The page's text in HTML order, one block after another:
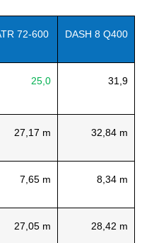
72-600 DASH 8 Q400
25,0 31,9
27,17 m 32,84 m
7,65 m 8,34 m
27,05 m 28,42 m